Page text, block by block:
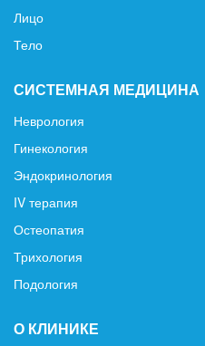
Лицо
Тело
СИСТЕМНАЯ МЕДИЦИНА
Неврология
Гинекология
Эндокринология
IV терапия
Остеопатия
Трихология
Подология
О КЛИНИКЕ